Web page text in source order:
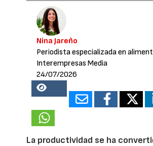
Nina Jareño
Periodista especializada en
Interempresas Media
24/07/2026
18529
La productividad se ha